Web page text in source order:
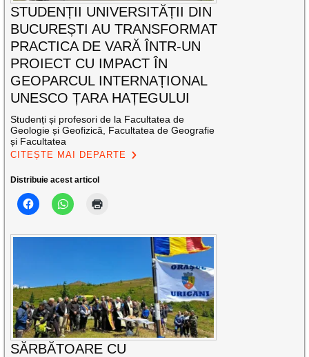
STUDENȚII UNIVERSITĂȚII DIN
BUCUREȘTI AU TRANSFORMAT
PRACTICA DE VARĂ ÎNTR-UN
PROIECT CU IMPACT ÎN
GEOPARCUL INTERNAȚIONAL
UNESCO ȚARA HAȚEGULUI
Studenți și profesori de la Facultatea de
Geologie și Geofizică, Facultatea de Geografie
și Facultatea
CITEȘTE MAI DEPARTE
Distribuie acest articol
SĂRBĂTOARE CU